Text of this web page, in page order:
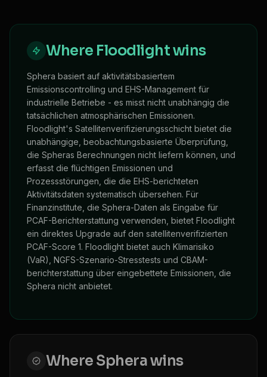
Where Floodlight wins
Sphera basiert auf aktivitätsbasiertem
Emissionscontrolling und EHS-Management für
industrielle Betriebe - es misst nicht unabhängig die
tatsächlichen atmosphärischen Emissionen.
Floodlight's Satellitenverifizierungsschicht bietet die
unabhängige, beobachtungsbasierte Überprüfung,
die Spheras Berechnungen nicht liefern können, und
erfasst die flüchtigen Emissionen und
Prozessstörungen, die die EHS-berichteten
Aktivitätsdaten systematisch übersehen. Für
Finanzinstitute, die Sphera-Daten als Eingabe für
PCAF-Berichterstattung verwenden, bietet Floodlight
ein direktes Upgrade auf den satellitenverifizierten
PCAF-Score 1. Floodlight bietet auch Klimarisiko
(VaR), NGFS-Szenario-Stresstests und CBAM-
berichterstattung über eingebettete Emissionen, die
Sphera nicht anbietet.
Where Spherawins